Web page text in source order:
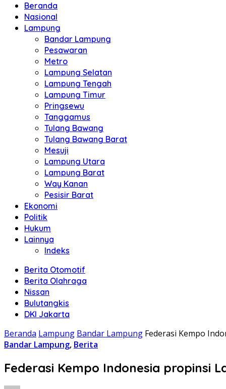
Beranda
Nasional
Lampung
Bandar Lampung
Pesawaran
Metro
Lampung Selatan
Lampung Tengah
Lampung Timur
Pringsewu
Tanggamus
Tulang Bawang
Tulang Bawang Barat
Mesuji
Lampung Utara
Lampung Barat
Way Kanan
Pesisir Barat
Ekonomi
Politik
Hukum
Lainnya
Indeks
Berita Otomotif
Berita Olahraga
Nissan
Bulutangkis
DKI Jakarta
Beranda Lampung Bandar Lampung Federasi Kempo
Bandar Lampung, Berita
Federasi Kempo Indonesia propinsi